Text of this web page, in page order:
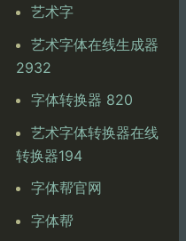
艺术字
艺术字体在线生成器
2932
字体转换器 820
艺术字体转换器在线
转换器194
字体帮官网
字体帮